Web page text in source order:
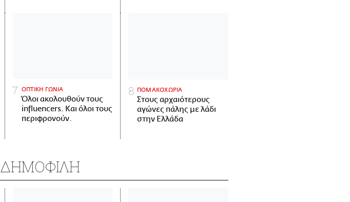
ΟΠΤΙΚΗ ΓΩΝΙΑ
Όλοι ακολουθούν τους
influencers. Και όλοι τους
περιφρονούν.
ΠΟΜΑΚΟΧΩΡΙΑ
Στους αρχαιότερους
αγώνες πάλης με λάδι
στην Ελλάδα
ΔΗΜΟΦΙΛΗ